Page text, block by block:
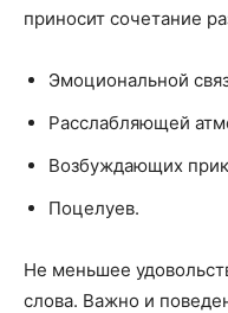
приносит сочетание
Эмоциональной
Расслабляющей
Возбуждающих
Поцелуев.
Не меньшее
слова. Важно и